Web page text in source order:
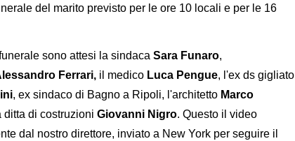
del marito previsto per le ore 10 locali e per le 16
sono attesi la sindaca Sara Funaro,
Ferrari, il medico Luca Pengue, l'ex ds gigliato
, ex sindaco di Bagno a Ripoli, l'architetto Marco
di costruzioni Giovanni Nigro. Questo il video
dal nostro direttore, inviato a New York per seguire il